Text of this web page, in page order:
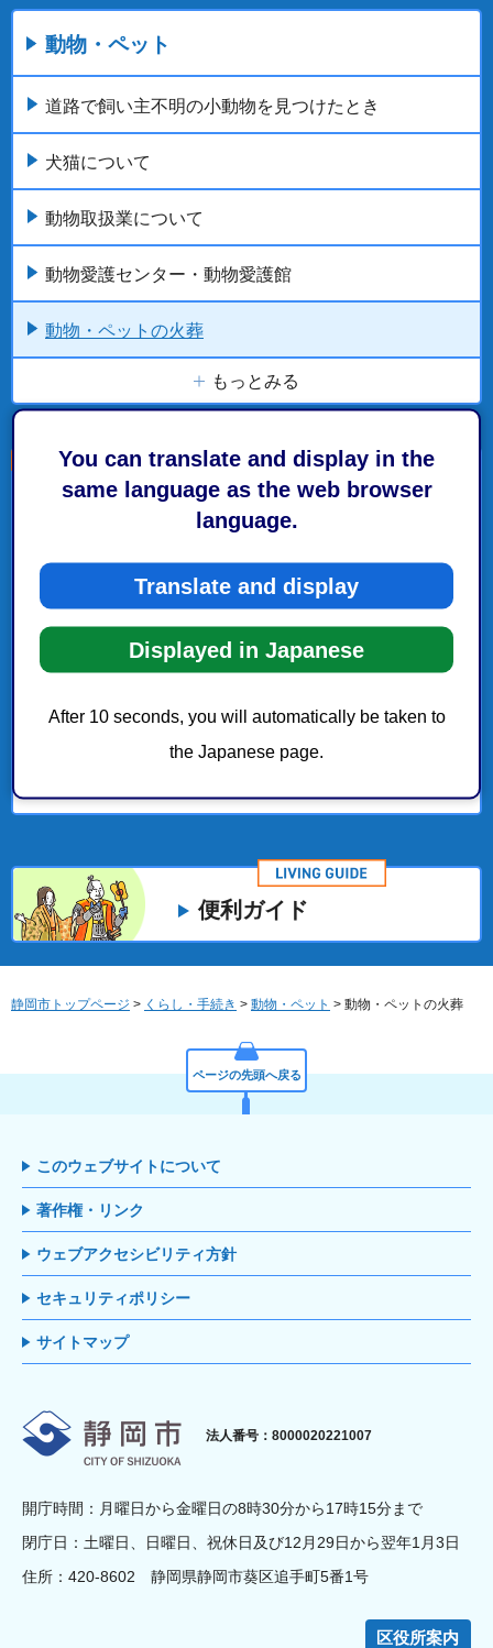
You can translate and display in the
same language as the web browser
language.
Translate and display
Displayed in Japanese
After 10 seconds, you will automatically be taken to
the Japanese page.
動物・ペット
道路で飼い主不明の小動物を見つけたとき
犬猫について
動物取扱業について
動物愛護センター・動物愛護館
動物・ペットの火葬
もっとみる
こちらの記事も読まれています。
動物愛護センター・動物愛護館
動物愛護館へようこそ
便利ガイド
静岡市トップページ > くらし・手続き > 動物・ペット > 動物・ペットの火葬
ページの先頭へ戻る
このウェブサイトについて
著作権・リンク
ウェブアクセシビリティ方針
セキュリティポリシー
サイトマップ
静岡市
法人番号：8000020221007
開庁時間：月曜日から金曜日の8時30分から17時15分まで
閉庁日：土曜日、日曜日、祝休日及び12月29日から翌年1月3日
住所：420-8602 静岡県静岡市葵区追手町5番1号
区役所案内